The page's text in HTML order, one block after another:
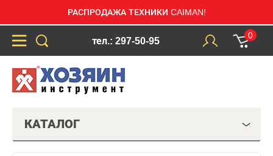
РАСПРОДАЖА ТЕХНИКИ CAIMAN!
тел.: 297-50-95
0
КАТАЛОГ